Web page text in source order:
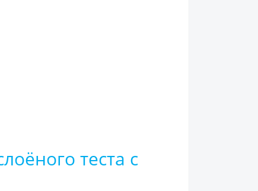
теста с